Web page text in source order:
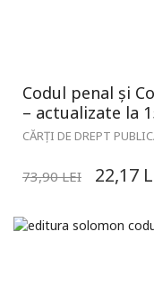
Codul penal și
– actualizate la
CĂRȚI DE DREPT
73,90LEI 22,17